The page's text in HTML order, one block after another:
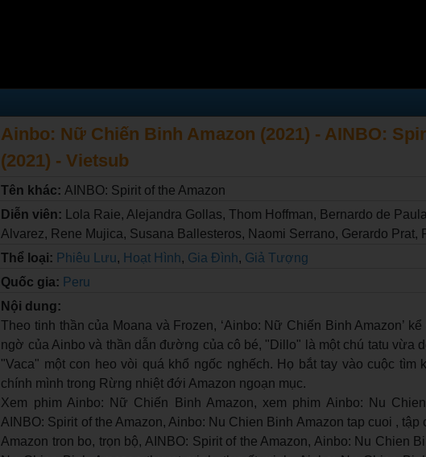
Ainbo: Nữ Chiến Binh Amazon (2021) - AINBO:
(2021) - Vietsub
Tên khác: AINBO: Spirit of the Amazon
Diễn viên:
Lola Raie, Alejandra Gollas, Thom Hoffman, Bernardo de
Alvarez, Rene Mujica, Susana Ballesteros, Naomi Serrano, Gerardo Prat,
Thể loại: Phiêu Lưu, Hoạt Hình, Gia Đình, Giả Tượng
Quốc gia: Peru
Nội dung:
Theo tinh thần của Moana và Frozen, ‘Ainbo: Nữ Chiến Binh Amazon’
ngờ của Ainbo và thần dẫn đường của cô bé, "Dillo" là một chú tatu vừa
"Vaca" một con heo vòi quá khổ ngốc nghếch. Họ bắt tay vào cuộc tìm
chính mình trong Rừng nhiệt đới Amazon ngoạn mục.
Xem phim Ainbo: Nữ Chiến Binh Amazon, xem phim Ainbo: Nu
AINBO: Spirit of the Amazon, Ainbo: Nu Chien Binh Amazon tap cuoi ,
Amazon tron bo, trọn bộ, AINBO: Spirit of the Amazon, Ainbo: Nu Chien